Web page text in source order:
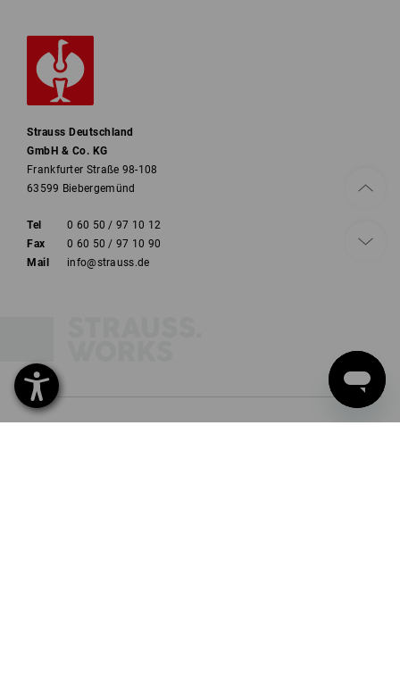
Strauss Deutschland
GmbH & Co. KG
Frankfurter Straße 98-108
63599 Biebergemünd
Tel
0 60 50 / 97 10 12
Fax
0 60 50 / 97 10 90
Mail
info@strauss.de